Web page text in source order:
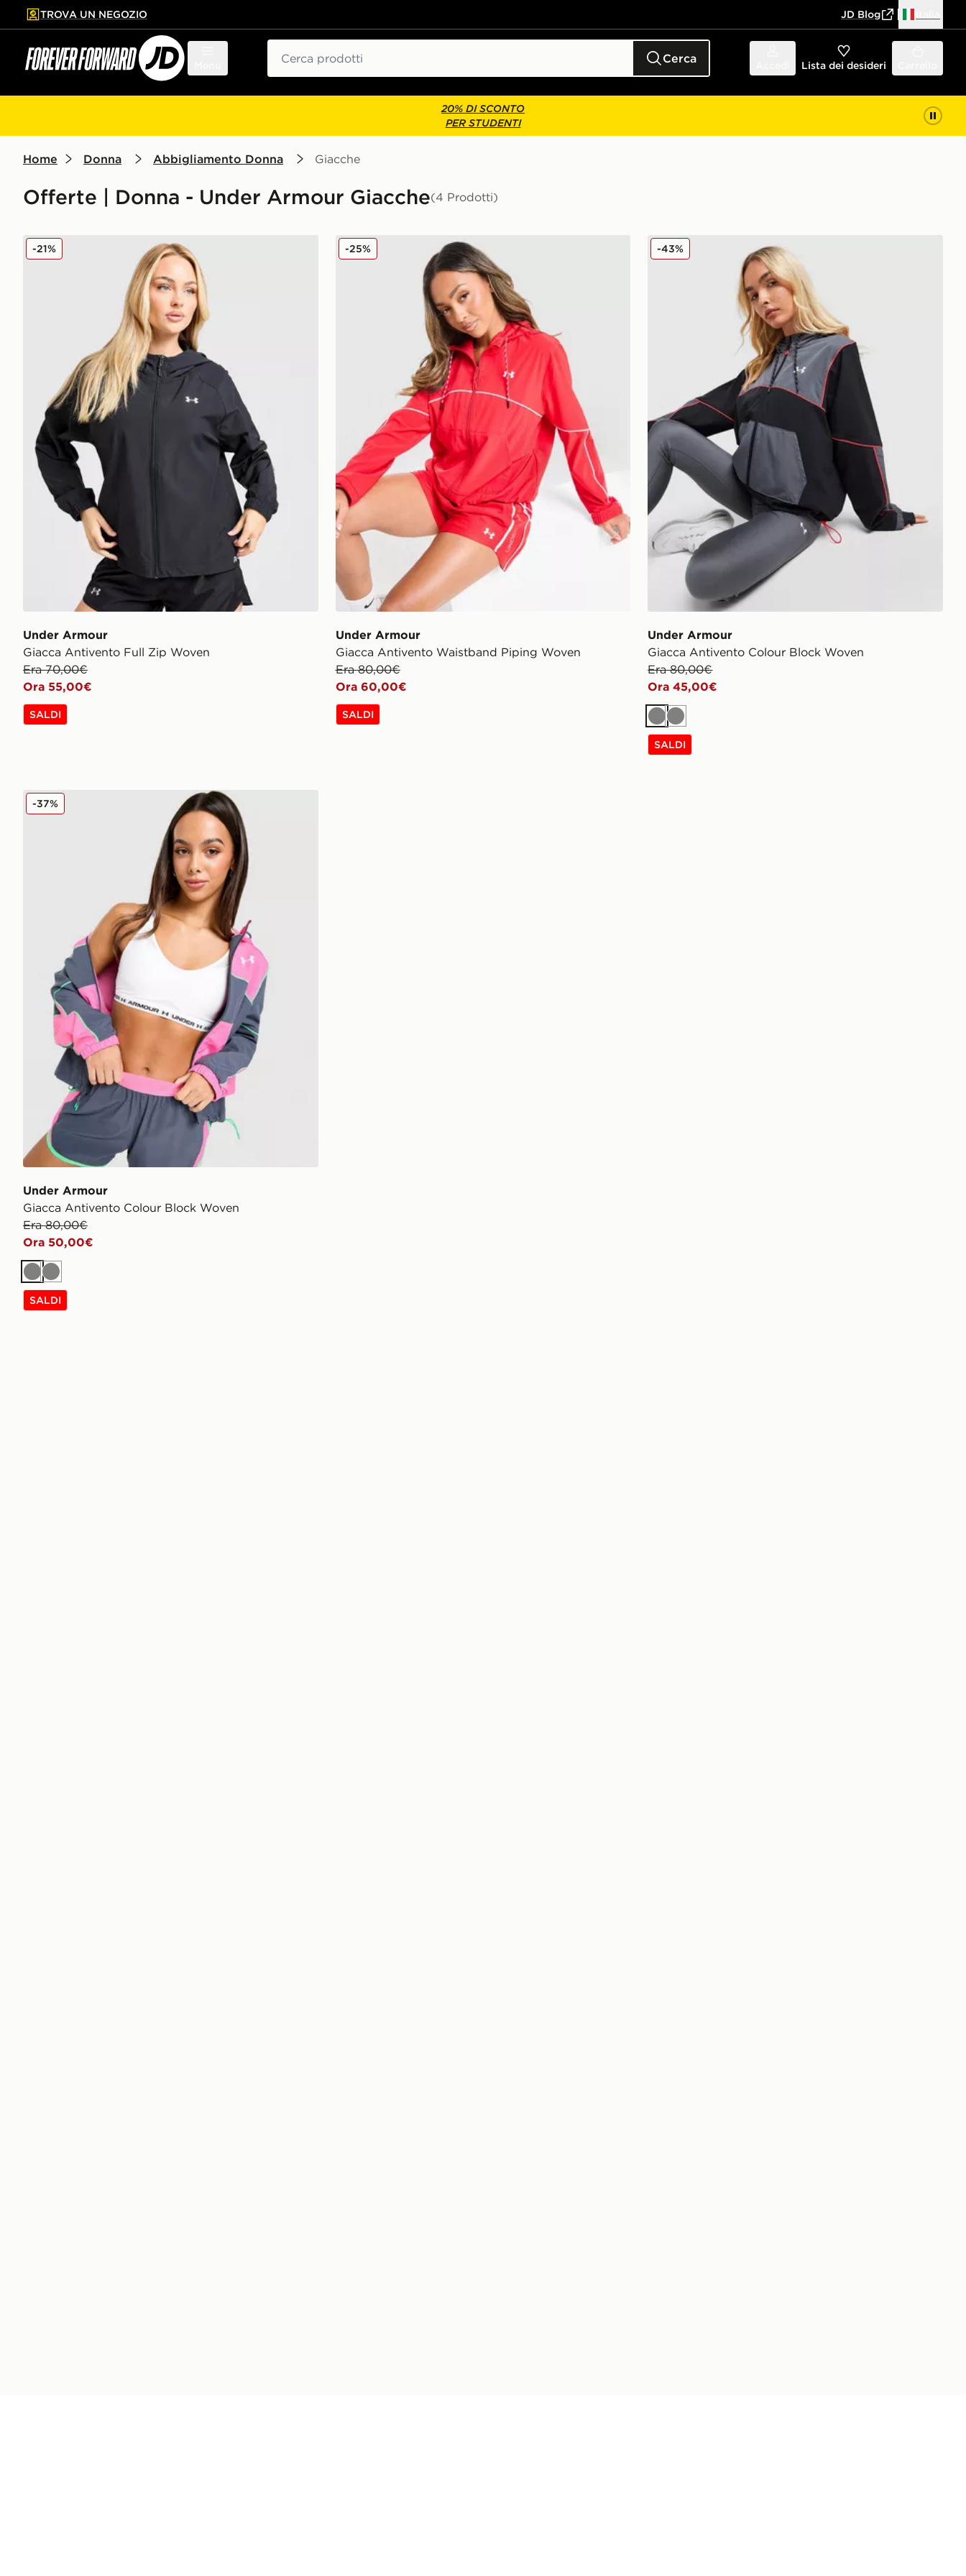
contenuto principale
a fondo pagina
TROVA UN NEGOZIO JD Blog
Cerca Lista dei desideri
20% DI SCONTO
PER STUDENTI
Home Donna Abbigliamento Donna Giacche
Offerte | Donna - Under Armour Giacche(4 Prodotti)
Under Armour Giacca Antivento Full Zip Woven
Under Armour
Giacca Antivento Full Zip Woven
Era 70,00€
Ora 55,00€
-21%
SALDI
Under Armour Giacca Antivento Waistband Piping Woven
Under Armour
Giacca Antivento Waistband Piping Woven
Era 80,00€
Ora 60,00€
-25%
SALDI
Under Armour Giacca Antivento Colour Block Woven
Under Armour
Giacca Antivento Colour Block Woven
Era 80,00€
Ora 45,00€
-43%
GrigioGrigio
SALDI
Under Armour Giacca Antivento Colour Block Woven
Under Armour
Giacca Antivento Colour Block Woven
Era 80,00€
Ora 50,00€
-37%
GrigioGrigio
SALDI